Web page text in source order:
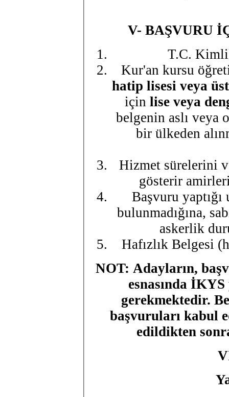
V- BAŞVURU
T.C.
Kur'an kursu
hatip lisesi veya
için lise veya
belgenin aslı veya
bir ülkeden
Hizmet sürelerini
gösterir
Başvuru
bulunmadığına,
askerlik
Hafızlık Belgesi
NOT: Adayların,
esnasında
gerekmektedir.
başvuruları kabul
edildikten